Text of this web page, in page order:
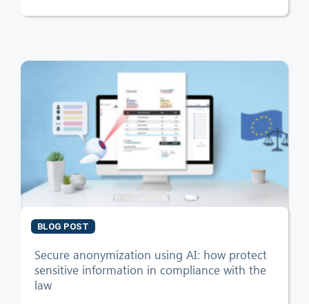
BLOG POST
Secure anonymization using AI: how protect
sensitive information in compliance with the
law